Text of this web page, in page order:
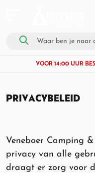
VOOR 14:00 UUR
PRIVACYBELEID
Veneboer Camping
privacy van alle
draagt er zorg voor